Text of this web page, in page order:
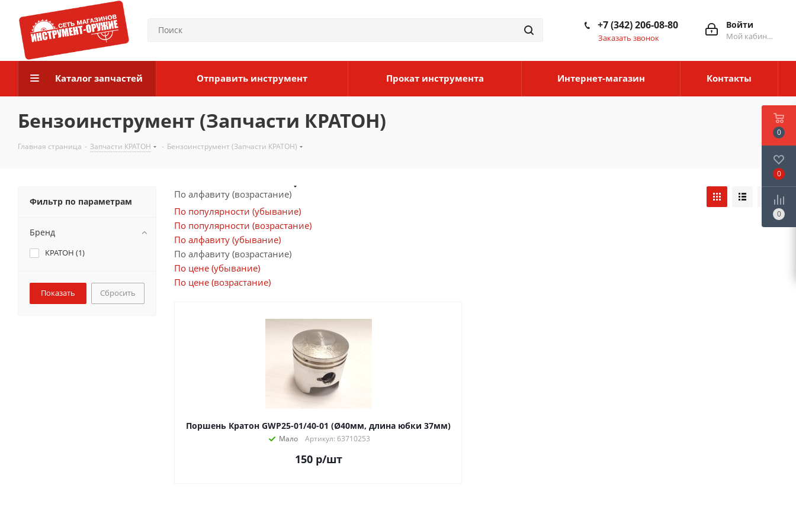
Войти
Мой кабинет
+7 (342) 206-08-80
Заказать звонок
Каталог запчастей Отправить инструмент Прокат инструмента Интернет-магазин Контакты
Бензоинструмент (Запчасти КРАТОН)
Главная страница - Запчасти КРАТОН - Бензоинструмент (Запчасти КРАТОН)
По алфавиту (возрастание)
По популярности (убывание)
По популярности (возрастание)
По алфавиту (убывание)
По алфавиту (возрастание)
По цене (убывание)
По цене (возрастание)
Поршень Кратон GWP25-01/40-01 (Ø40мм, длина юбки 37мм)
Мало Артикул: 63710253
150р/шт
Фильтр по параметрам
Бренд
КРАТОН (1)
Сбросить
0
0
0